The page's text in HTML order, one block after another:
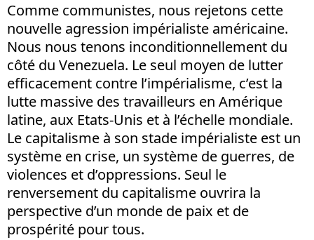
Comme communistes, nous rejetons cette
nouvelle agression impérialiste américaine.
Nous nous tenons inconditionnellement du
côté du Venezuela. Le seul moyen de lutter
efficacement contre l’impérialisme, c’est la
lutte massive des travailleurs en Amérique
latine, aux Etats-Unis et à l’échelle mondiale.
Le capitalisme à son stade impérialiste est un
système en crise, un système de guerres, de
violences et d’oppressions. Seul le
renversement du capitalisme ouvrira la
perspective d’un monde de paix et de
prospérité pour tous.